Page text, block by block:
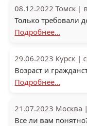
08.12.2022 Томск |
Только требовали
Подробнее...
29.06.2023 Курск |
Возраст и
Подробнее...
21.07.2023 Москва |
Все ли вам